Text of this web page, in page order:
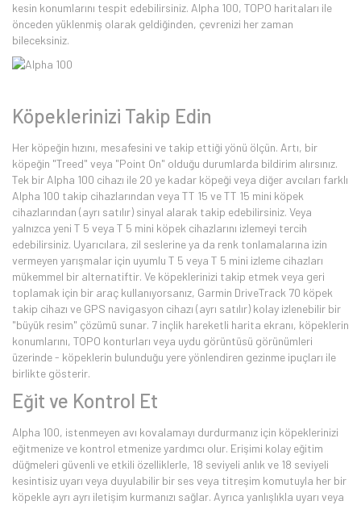
kesin konumlarını tespit edebilirsiniz. Alpha 100, TOPO haritaları ile
önceden yüklenmiş olarak geldiğinden, çevrenizi her zaman
bileceksiniz.
Köpeklerinizi Takip Edin
Her köpeğin hızını, mesafesini ve takip ettiği yönü ölçün. Artı, bir
köpeğin "Treed" veya "Point On" olduğu durumlarda bildirim alırsınız.
Tek bir Alpha 100 cihazı ile 20 ye kadar köpeği veya diğer avcıları farklı
Alpha 100 takip cihazlarından veya TT 15 ve TT 15 mini köpek
cihazlarından (ayrı satılır) sinyal alarak takip edebilirsiniz. Veya
yalnızca yeni T 5 veya T 5 mini köpek cihazlarını izlemeyi tercih
edebilirsiniz. Uyarıcılara, zil seslerine ya da renk tonlamalarına izin
vermeyen yarışmalar için uyumlu T 5 veya T 5 mini izleme cihazları
mükemmel bir alternatiftir. Ve köpeklerinizi takip etmek veya geri
toplamak için bir araç kullanıyorsanız, Garmin DriveTrack 70 köpek
takip cihazı ve GPS navigasyon cihazı (ayrı satılır) kolay izlenebilir bir
"büyük resim" çözümü sunar. 7 inçlik hareketli harita ekranı, köpeklerin
konumlarını, TOPO konturları veya uydu görüntüsü görünümleri
üzerinde - köpeklerin bulunduğu yere yönlendiren gezinme ipuçları ile
birlikte gösterir.
Eğit ve Kontrol Et
Alpha 100, istenmeyen avı kovalamayı durdurmanız için köpeklerinizi
eğitmenize ve kontrol etmenize yardımcı olur. Erişimi kolay eğitim
düğmeleri güvenli ve etkili özelliklerle, 18 seviyeli anlık ve 18 seviyeli
kesintisiz uyarı veya duyulabilir bir ses veya titreşim komutuyla her bir
köpekle ayrı ayrı iletişim kurmanızı sağlar. Ayrıca yanlışlıkla uyarı veya